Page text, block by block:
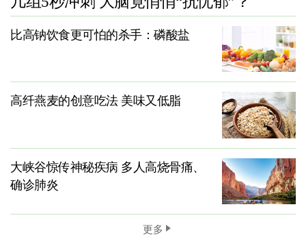
比高钠饮食更可怕的杀手：磷酸盐
高纤燕麦的创意吃法 美味又低脂
大峡谷惊传神秘疾病 多人高烧骨痛、
确诊肺炎
更多